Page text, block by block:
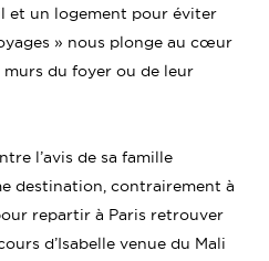
et un logement pour éviter
» nous plonge au cœur
du foyer ou de leur
l’avis de sa famille
destination, contrairement à
repartir à Paris retrouver
d’Isabelle venue du Mali